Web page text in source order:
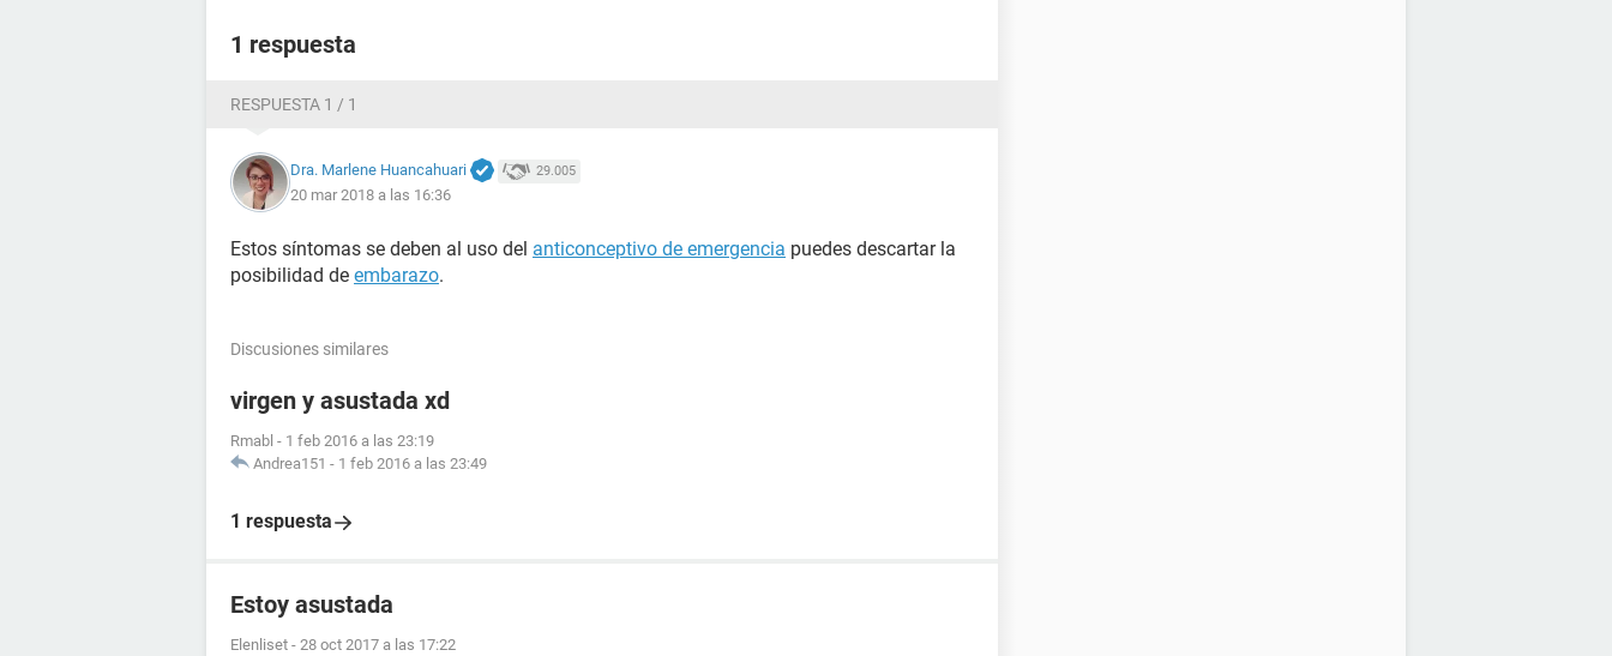
1 respuesta
RESPUESTA 1 / 1
Dra. Marlene Huancahuari 29.005
20 mar 2018 a las 16:36
Estos síntomas se deben al uso del anticonceptivo de emergencia puedes descartar la
posibilidad de embarazo.
Discusiones similares
virgen y asustada xd
Rmabl - 1 feb 2016 a las 23:19
Andrea151 - 1 feb 2016 a las 23:49
1 respuesta
Estoy asustada
Elenliset - 28 oct 2017 a las 17:22